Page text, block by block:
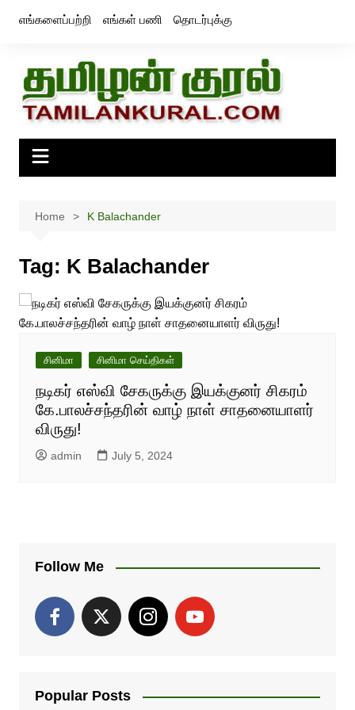
எங்களைப்பற்றி எங்கள் பணி தொடர்புக்கு
Home K Balachander
Tag: K Balachander
சினிமா சினிமா செய்திகள்
நடிகர் எஸ்வி சேகருக்கு இயக்குனர் சிகரம்
கே.பாலச்சந்தரின் வாழ் நாள் சாதனையாளர்
விருது!
admin July 5, 2024
Follow Me
Popular Posts